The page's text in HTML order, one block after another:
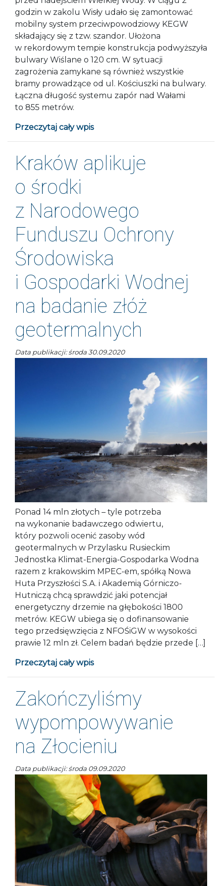
godzin w zakolu Wisły udało się zamontować
mobilny system przeciwpowodziowy KEGW
składający się z tzw. szandor. Ułożona
w rekordowym tempie konstrukcja podwyższyła
bulwary Wiślane o 120 cm. W sytuacji
zagrożenia zamykane są również wszystkie
bramy prowadzące od ul. Kościuszki na bulwary.
Łączna długość systemu zapór nad Wałami
to 855 metrów.
Przeczytaj cały wpis
Kraków aplikuje
o środki
z Narodowego
Funduszu Ochrony
Środowiska
i Gospodarki Wodnej
na badanie złóż
geotermalnych
Data publikacji: środa 30.09.2020
Ponad 14 mln złotych – tyle potrzeba
na wykonanie badawczego odwiertu,
który pozwoli ocenić zasoby wód
geotermalnych w Przylasku Rusieckim
Jednostka Klimat-Energia-Gospodarka Wodna
razem z krakowskim MPEC-em, spółką Nowa
Huta Przyszłości S.A. i Akademią Górniczo-
Hutniczą chcą sprawdzić jaki potencjał
energetyczny drzemie na głębokości 1800
metrów. KEGW ubiega się o dofinansowanie
tego przedsięwzięcia z NFOŚiGW w wysokości
prawie 12 mln zł. Celem badań będzie przede […]
Przeczytaj cały wpis
Zakończyliśmy
wypompowywanie
na Złocieniu
Data publikacji: środa 09.09.2020